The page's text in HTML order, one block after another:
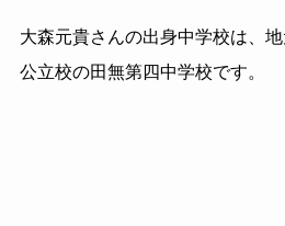
大森元貴さんの出身中学校は、
公立校の田無第四中学校です。